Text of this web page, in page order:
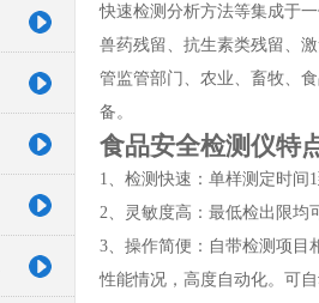
快速检测分析方法等集成于
兽药残留、抗生素类残留、
管监管部门、农业、畜牧、
备。
食品安全检测仪特
1、检测快速：单样测定时间
2、灵敏度高：最低检出限均
3、操作简便：自带检测项目
性能情况，高度自动化。可